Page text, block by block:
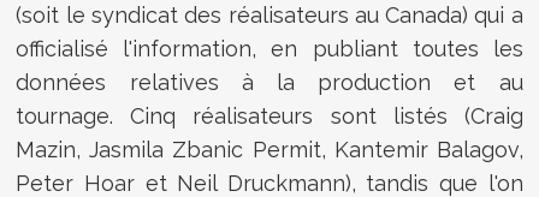
(soit le syndicat des réalisateurs au Canada) qui a
officialisé l'information, en publiant toutes les
données relatives à la production et au
tournage. Cinq réalisateurs sont listés (Craig
Mazin, Jasmila Zbanic Permit, Kantemir Balagov,
Peter Hoar et Neil Druckmann), tandis que l'on